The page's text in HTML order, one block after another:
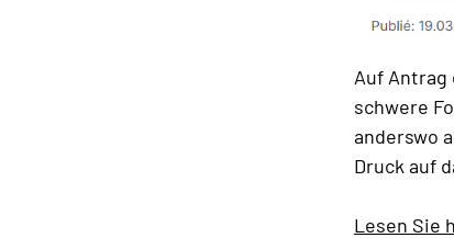
Auf
schwere
anderswo
Druck auf
Lesen Sie